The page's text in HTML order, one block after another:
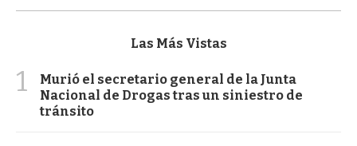
Las Más Vistas
1
Murió el secretario general de la Junta
Nacional de Drogas tras un siniestro de
tránsito